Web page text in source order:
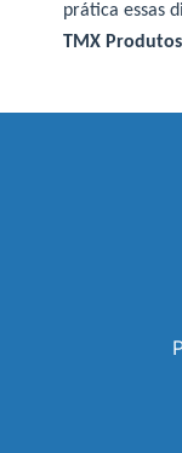
prática essas
TMX Produtos